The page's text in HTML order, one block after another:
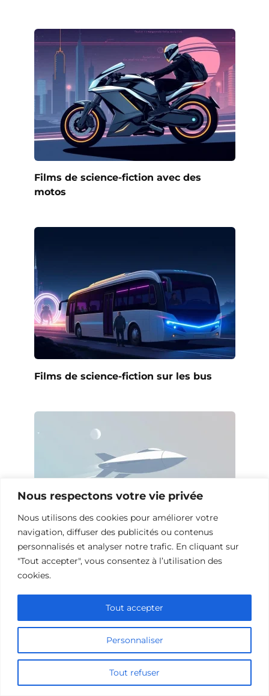
Nous respectons votre vie privée
Nous utilisons des cookies pour améliorer votre
navigation, diffuser des publicités ou contenus
personnalisés et analyser notre trafic. En cliquant sur
"Tout accepter", vous consentez à l’utilisation des
cookies.
Personnaliser
Tout refuser
Tout accepter
Films de science-fiction avec des
motos
Films de science-fiction sur les bus
Films de Science-Fiction sur
l’Exploration de Nouveaux Mondes
Ajouter un commentaire
Name